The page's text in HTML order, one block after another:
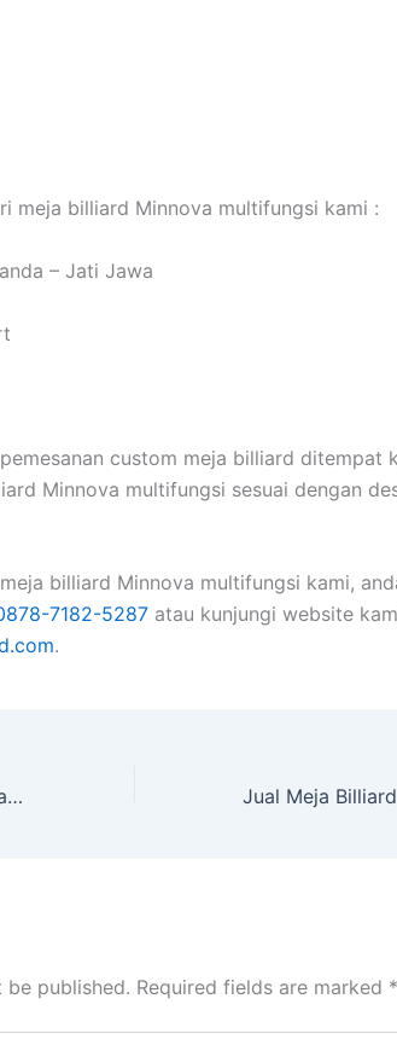
meja billiard Minnova multifungsi kami :
– Jati Jawa
custom meja billiard ditempat
Minnova multifungsi sesuai dengan
billiard Minnova multifungsi kami,
7182-5287 atau kunjungi website
.
Distributor Meja Billiard Minnova Multifungsi Gunungkidul
be published. Required fields are marked *